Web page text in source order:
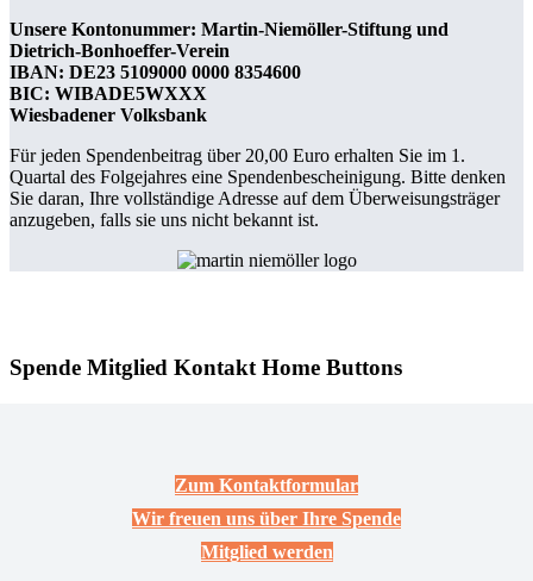
Unsere Kontonummer: Martin-Niemöller-Stiftung und
Dietrich-Bonhoeffer-Verein
IBAN: DE23 5109000 0000 8354600
BIC: WIBADE5WXXX
Wiesbadener Volksbank
Für jeden Spendenbeitrag über 20,00 Euro erhalten Sie im 1.
Quartal des Folgejahres eine Spendenbescheinigung. Bitte denken
Sie daran, Ihre vollständige Adresse auf dem Überweisungsträger
anzugeben, falls sie uns nicht bekannt ist.
Spende Mitglied Kontakt Home Buttons
Zum Kontaktformular
Wir freuen uns über Ihre Spende
Mitglied werden